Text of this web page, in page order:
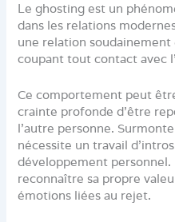
Le ghosting est un
dans les relations
une relation soudainement
coupant tout contact avec
Ce comportement peut
crainte profonde d’être
l’autre personne.
nécessite un travail
développement
reconnaître sa propre
émotions liées au rejet.